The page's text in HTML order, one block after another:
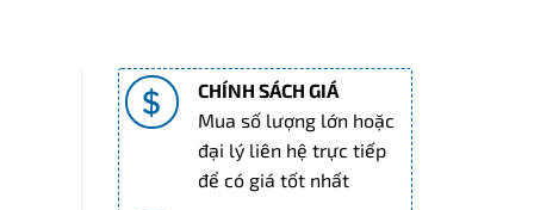
CHÍNH SÁCH GIÁ
Mua số lượng lớn hoặc
đại lý liên hệ trực tiếp
để có giá tốt nhất